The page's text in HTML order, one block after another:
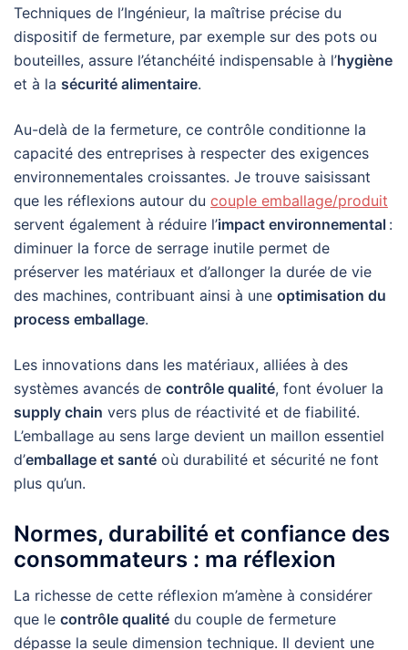
Techniques de l’Ingénieur, la maîtrise précise du
dispositif de fermeture, par exemple sur des pots ou
bouteilles, assure l’étanchéité indispensable à l’hygiène
et à la sécurité alimentaire.
Au-delà de la fermeture, ce contrôle conditionne la
capacité des entreprises à respecter des exigences
environnementales croissantes. Je trouve saisissant
que les réflexions autour du couple emballage/produit
servent également à réduire l’impact environnemental :
diminuer la force de serrage inutile permet de
préserver les matériaux et d’allonger la durée de vie
des machines, contribuant ainsi à une optimisation du
process emballage.
Les innovations dans les matériaux, alliées à des
systèmes avancés de contrôle qualité, font évoluer la
supply chain vers plus de réactivité et de fiabilité.
L’emballage au sens large devient un maillon essentiel
d’emballage et santé où durabilité et sécurité ne font
plus qu’un.
Normes, durabilité et confiance des
consommateurs : ma réflexion
La richesse de cette réflexion m’amène à considérer
que le contrôle qualité du couple de fermeture
dépasse la seule dimension technique. Il devient une